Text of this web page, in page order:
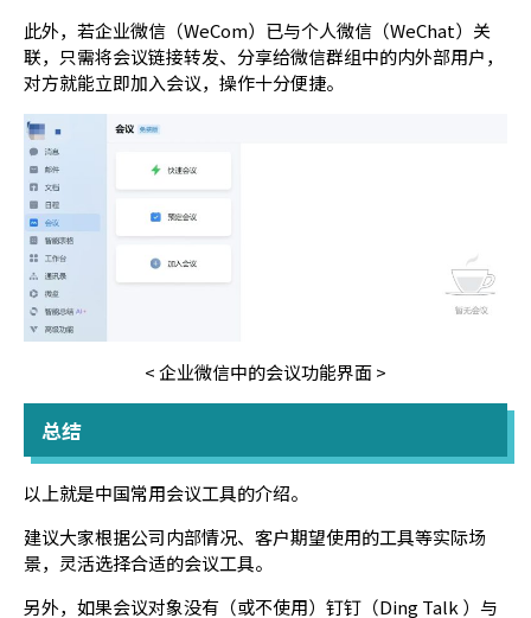
此外，若企业微信（WeCom）已与个人微信（WeChat）关
联，只需将会议链接转发、分享给微信群组中的内外部用户，
对方就能立即加入会议，操作十分便捷。
< 企业微信中的会议功能界面 >
总结
以上就是中国常用会议工具的介绍。
建议大家根据公司内部情况、客户期望使用的工具等实际场
景，灵活选择合适的会议工具。
另外，如果会议对象没有（或不使用）钉钉（Ding Talk ）与